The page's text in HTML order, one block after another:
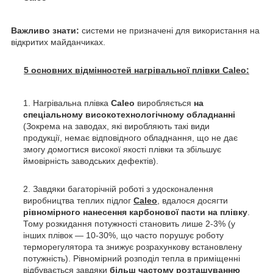
Важливо знати: системи не призначені для використання на
відкритих майданчиках.
5 основних відмінностей нагрівальної плівки Caleo:
Нагрівальна плівка Сaleo виробляється на
спеціальному високотехнологічному обладнанні
(Зокрема на заводах, які виробляють такі види
продукції, немає відповідного обладнання, що не дає
змогу домогтися високої якості плівки та збільшує
ймовірність заводських дефектів).
Завдяки багаторічній роботі з удосконалення
виробництва теплих підлог Сaleo , вдалося досягти
рівномірного нанесення карбонової пасти на плівку
Тому розкидання потужності становить лише 2-3% (у
інших плівок — 10-30%, що часто порушує роботу
терморегулятора та знижує розрахункову встановлену
потужність). Рівномірний розподіл тепла в приміщенні
відбувається завдяки більш частому розташуванню